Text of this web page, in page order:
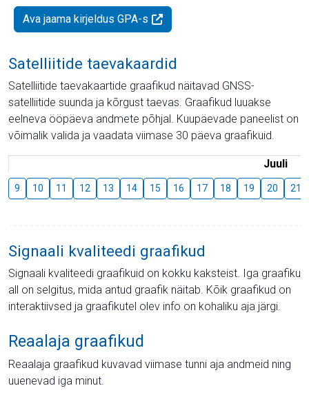
Ava jaama kirjeldus GPA-s
Satelliitide taevakaardid
Satelliitide taevakaartide graafikud näitavad GNSS-
satelliitide suunda ja kõrgust taevas. Graafikud luuakse
eelneva ööpäeva andmete põhjal. Kuupäevade paneelist on
võimalik valida ja vaadata viimase 30 päeva graafikuid.
Juuli
9 10 11 12 13 14 15 16 17 18 19 20 21
Signaali kvaliteedi graafikud
Signaali kvaliteedi graafikuid on kokku kaksteist. Iga graafiku
all on selgitus, mida antud graafik näitab. Kõik graafikud on
interaktiivsed ja graafikutel olev info on kohaliku aja järgi.
Reaalaja graafikud
Reaalaja graafikud kuvavad viimase tunni aja andmeid ning
uuenevad iga minut.